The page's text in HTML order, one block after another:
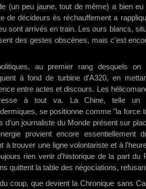
(un peu jaune, tout de même) a bien
de décideurs ès réchauffement a
sont arrivés en train. Les ours blancs,
des gestes obscènes, mais c'est
au premier rang desquels on
à fond de turbine d'A320, en
entre actes et discours. Les
à tout va. La Chine, telle un
se positionne comme "la force
d'un journaliste du Monde présent sur
provient encore essentiellement
à trouver une ligne volontariste et à
rien venir d'historique de la part du
quittent la table des négociations,
coup, que devient la Chronique sans